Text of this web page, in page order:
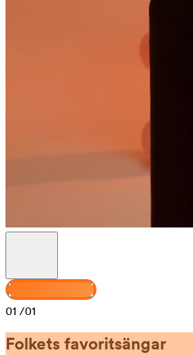
01 /01
Folkets favoritsängar